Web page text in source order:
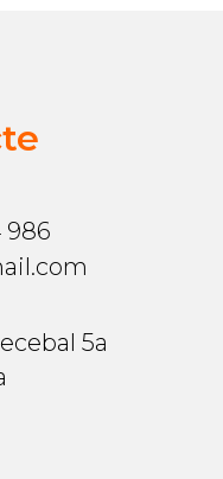
986
5a